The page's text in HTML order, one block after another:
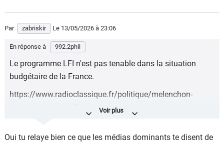
Par zabriskir Le 13/05/2026 à 23:06
En réponse à 992.2phil
Le programme LFI n'est pas tenable dans la situation
budgétaire de la France.
https://www.radioclassique.fr/politique/melenchon-
candidat-pour-2027-avec-son-programme-economique-le-
LFI ( en général) et Melenchon (en particulier) sont les
Oui tu relaye bien ce que les médias dominants te disent de